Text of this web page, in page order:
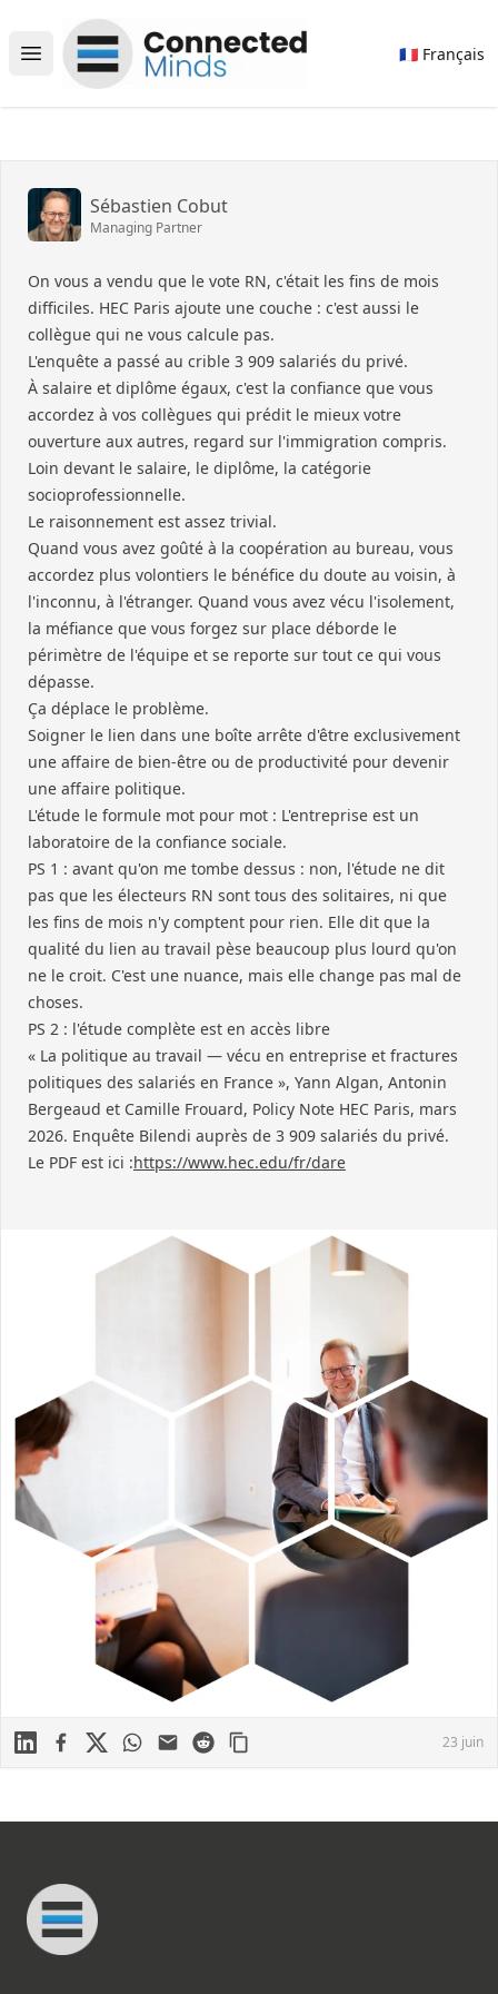
Open main menu
Connected Minds
🇫🇷 Français
Sébastien Cobut
Managing Partner
On vous a vendu que le vote RN, c'était les fins de mois
difficiles. HEC Paris ajoute une couche : c'est aussi le
collègue qui ne vous calcule pas.
L'enquête a passé au crible 3 909 salariés du privé.
À salaire et diplôme égaux, c'est la confiance que vous
accordez à vos collègues qui prédit le mieux votre
ouverture aux autres, regard sur l'immigration compris.
Loin devant le salaire, le diplôme, la catégorie
socioprofessionnelle.
Le raisonnement est assez trivial.
Quand vous avez goûté à la coopération au bureau, vous
accordez plus volontiers le bénéfice du doute au voisin, à
l'inconnu, à l'étranger. Quand vous avez vécu l'isolement,
la méfiance que vous forgez sur place déborde le
périmètre de l'équipe et se reporte sur tout ce qui vous
dépasse.
Ça déplace le problème.
Soigner le lien dans une boîte arrête d'être exclusivement
une affaire de bien-être ou de productivité pour devenir
une affaire politique.
L'étude le formule mot pour mot : L'entreprise est un
laboratoire de la confiance sociale.
PS 1 : avant qu'on me tombe dessus : non, l'étude ne dit
pas que les électeurs RN sont tous des solitaires, ni que
les fins de mois n'y comptent pour rien. Elle dit que la
qualité du lien au travail pèse beaucoup plus lourd qu'on
ne le croit. C'est une nuance, mais elle change pas mal de
choses.
PS 2 : l'étude complète est en accès libre
« La politique au travail — vécu en entreprise et fractures
politiques des salariés en France », Yann Algan, Antonin
Bergeaud et Camille Frouard, Policy Note HEC Paris, mars
2026. Enquête Bilendi auprès de 3 909 salariés du privé.
Le PDF est ici :https://www.hec.edu/fr/dare
LinkedinFacebook
X WhatsApp
Mail Reddit 23 juin
Connected Minds